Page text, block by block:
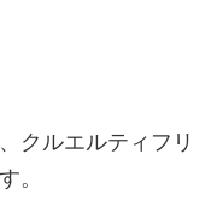
クルエルティフリ
。